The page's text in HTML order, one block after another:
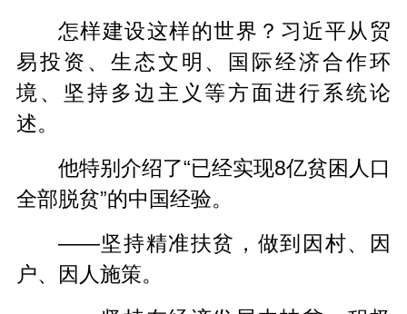
怎样建设这样的世界？习近平从贸
易投资、生态文明、国际经济合作环
境、坚持多边主义等方面进行系统论
述。
他特别介绍了“已经实现8亿贫困人口
全部脱贫”的中国经验。
——坚持精准扶贫，做到因村、因
户、因人施策。